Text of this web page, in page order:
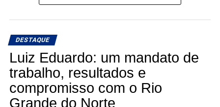
🎙️ O rádio ganha um novo espaço para o debate, a
Conexão com Alex Silva: onde a notícia ganha voz e os
bastidores viram informação.
📅 Estreia: 7 de agosto
📻 104 FM do Assú
DESTAQUE
Luiz Eduardo: um mandato de
trabalho, resultados e
compromisso com o Rio
Grande do Norte